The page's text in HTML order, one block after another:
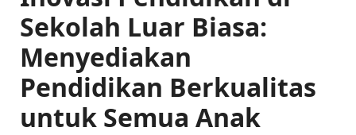
Sekolah Luar Biasa:
Menyediakan
Pendidikan Berkualitas
untuk Semua Anak